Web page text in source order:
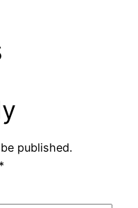
published.
*